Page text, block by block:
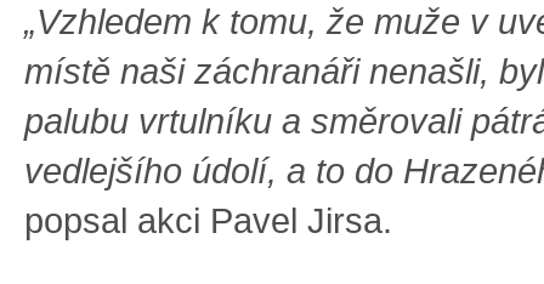
„Vzhledem k tomu, že muže v
místě naši záchranáři nenašli,
palubu vrtulníku a směrovali
vedlejšího údolí, a to do
popsal akci Pavel Jirsa.